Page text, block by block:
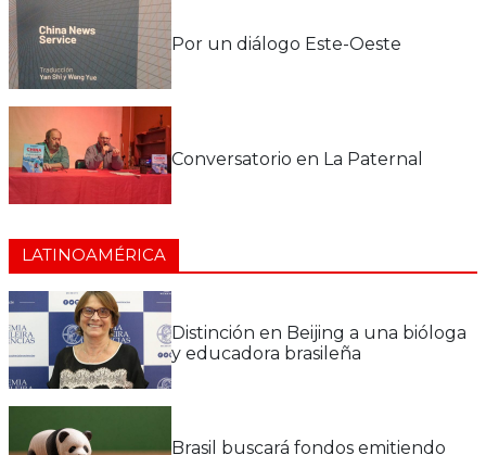
Por un diálogo Este-Oeste
Conversatorio en La Paternal
LATINOAMÉRICA
Distinción en Beijing a una bióloga
y educadora brasileña
Brasil buscará fondos emitiendo